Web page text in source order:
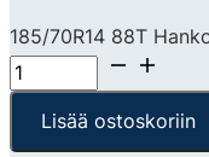
185/70R14 88T
Lisää ostoskoriin